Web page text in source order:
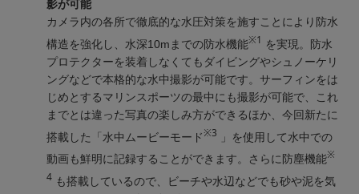
影が可能
カメラ内の各所で徹底的な水圧対策を施すことにより防水
構造を強化し、水深10mまでの防水機能※1 を実現。防水
プロテクターを装着しなくてもダイビングやシュノーケリ
ングなどで本格的な水中撮影が可能です。サーフィンをは
じめとするマリンスポーツの最中にも撮影が可能で、これ
までとは違った写真の楽しみ方ができるほか、今回新たに
搭載した「水中ムービーモード※3
」を使用して水中での
動画も鮮明に記録することができます。さらに防塵機能※
4 も搭載しているので、ビーチや水辺などでも砂や泥を気